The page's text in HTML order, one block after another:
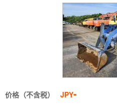
价格（不含税） JPY-